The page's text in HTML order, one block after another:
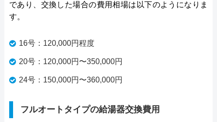
であり、交換した場合の費用相場は以下のようになりま
す。
16号：120,000円程度
20号：120,000円〜350,000円
24号：150,000円〜360,000円
フルオートタイプの給湯器交換費用